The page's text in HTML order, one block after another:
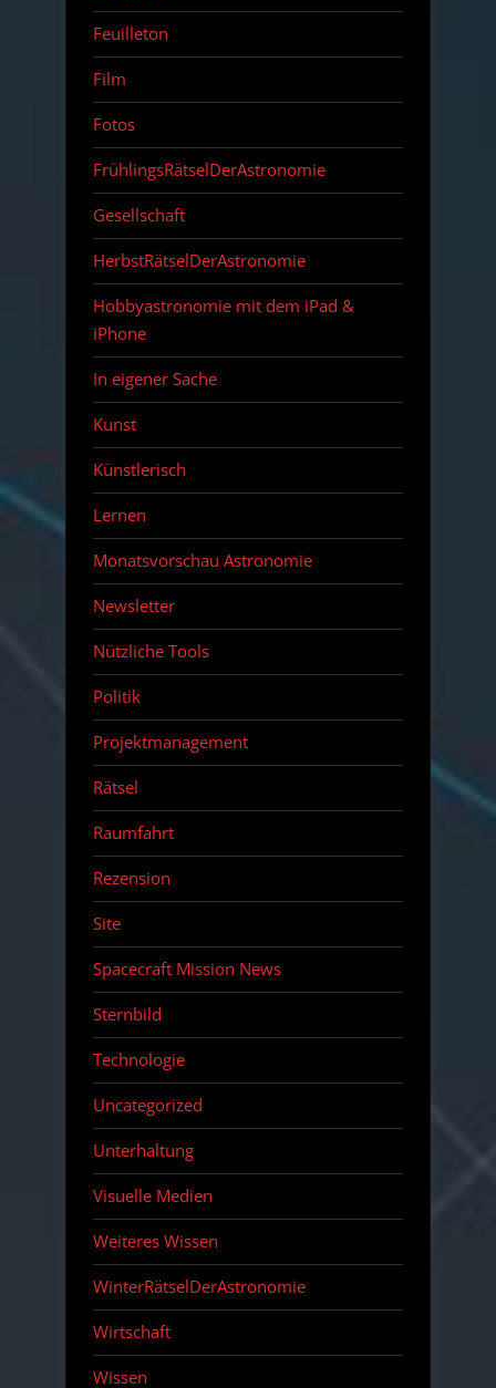
Feuilleton
Film
Fotos
FrühlingsRätselDerAstronomie
Gesellschaft
HerbstRätselDerAstronomie
Hobbyastronomie mit dem iPad &
iPhone
In eigener Sache
Kunst
Künstlerisch
Lernen
Monatsvorschau Astronomie
Newsletter
Nützliche Tools
Politik
Projektmanagement
Rätsel
Raumfahrt
Rezension
Site
Spacecraft Mission News
Sternbild
Technologie
Uncategorized
Unterhaltung
Visuelle Medien
Weiteres Wissen
WinterRätselDerAstronomie
Wirtschaft
Wissen